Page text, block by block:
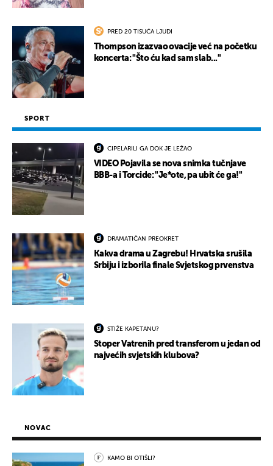
PRED 20 TISUĆA LJUDI
Thompson izazvao ovacije već na početku
koncerta: "Što ću kad sam slab..."
SPORT
CIPELARILI GA DOK JE LEŽAO
VIDEO Pojavila se nova snimka tučnjave
BBB-a i Torcide: "Je*ote, pa ubit će ga!"
DRAMATIČAN PREOKRET
Kakva drama u Zagrebu! Hrvatska srušila
Srbiju i izborila finale Svjetskog prvenstva
STIŽE KAPETANU?
Stoper Vatrenih pred transferom u jedan od
najvećih svjetskih klubova?
NOVAC
KAMO BI OTIŠLI?